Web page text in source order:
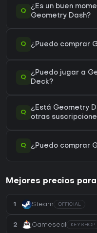
Q
¿Es un buen
Geometry Dash?
Q ¿Puedo comprar
Q
¿Puedo jugar a
Deck?
Q
¿Está Geometry
otras
Q ¿Puedo comprar
Mejores precios
1 Steam OFFICIAL
2 Gameseal KEYSHOP